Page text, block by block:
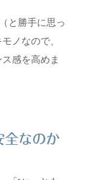
と勝手に思っ
ノなので、
感を高めま
なのか